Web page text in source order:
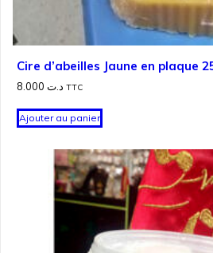
Cire d’abeilles Jaune en plaque
د.ت TTC
Ajouter au panier